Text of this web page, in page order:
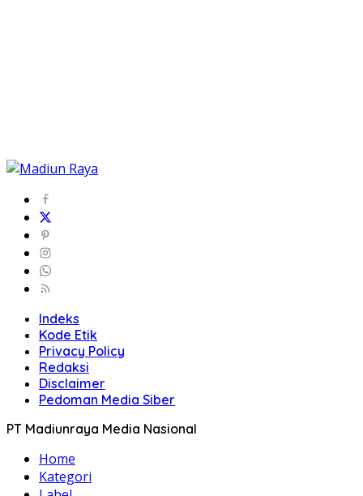
Indeks
Kode Etik
Privacy Policy
Redaksi
Disclaimer
Pedoman Media Siber
PT Madiunraya Media Nasional
Home
Kategori